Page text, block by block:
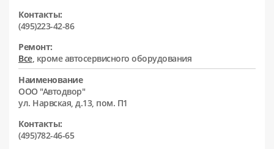
Контакты:
(495)223-42-86
Ремонт:
Все, кроме автосервисного оборудования
Наименование
ООО "Автодвор"
ул. Нарвская, д.13, пом. П1
Контакты:
(495)782-46-65